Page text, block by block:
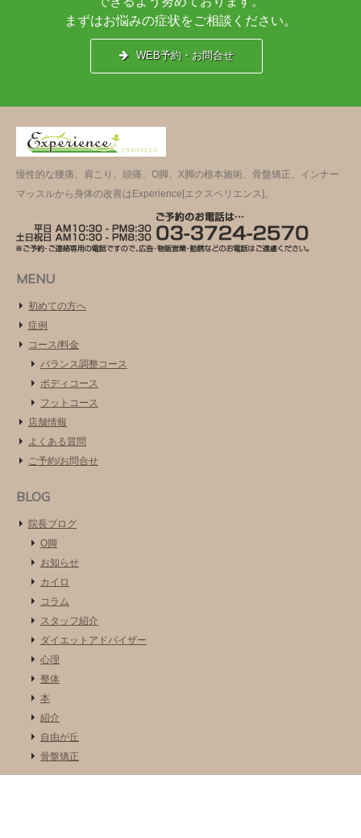
まずはお悩みの症状をご相談ください。
WEB予約・お問合せ
慢性的な腰痛、肩こり、頭痛、O脚、X脚の根本施術、骨盤矯正、インナー
マッスルから身体の改善はExperience[エクスペリエンス]。
MENU
初めての方へ
症例
コース/料金
バランス調整コース
ボディコース
フットコース
店舗情報
よくある質問
ご予約/お問合せ
BLOG
院長ブログ
O脚
お知らせ
カイロ
コラム
スタッフ紹介
ダイエットアドバイザー
心理
整体
本
紹介
自由が丘
骨盤矯正